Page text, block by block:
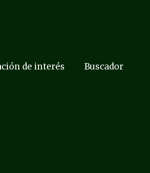
de interés Buscador